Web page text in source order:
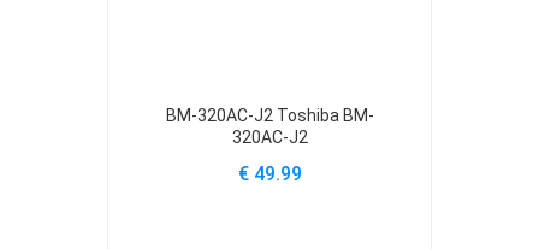
BM-320AC-J2 Toshiba BM-
320AC-J2
€ 49.99